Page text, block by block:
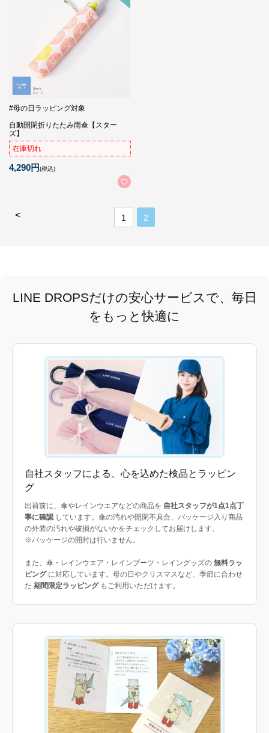
#母の日ラッピング対象
自動開閉折りたたみ雨傘【スター
ズ】
在庫切れ
4,290円(税込)
< 1 2
LINE DROPSだけの安心サービスで、毎日
をもっと快適に
自社スタッフによる、心を込めた検品とラッピン
グ
出荷前に、傘やレインウエアなどの商品を 自社スタッフが1点1点丁
寧に確認しています。傘の汚れや開閉不具合、パッケージ入り商品
の外装の汚れや破損がないかをチェックしてお届けします。
※パッケージの開封は行いません。
また、傘・レインウエア・レインブーツ・レイングッズの 無料ラッ
ピングに対応しています。母の日やクリスマスなど、季節に合わせ
た 期間限定ラッピングもご利用いただけます。